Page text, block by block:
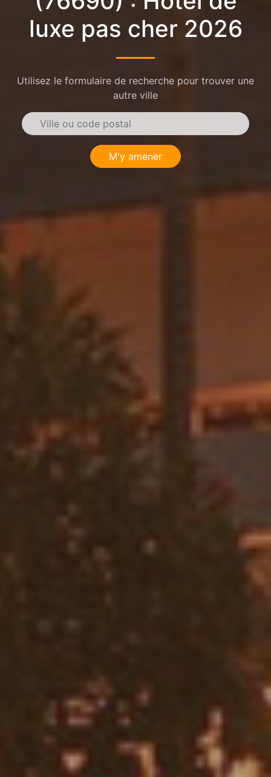
luxe pas cher 2026
Utilisez le formulaire de recherche pour trouver une
autre ville
M'y amener